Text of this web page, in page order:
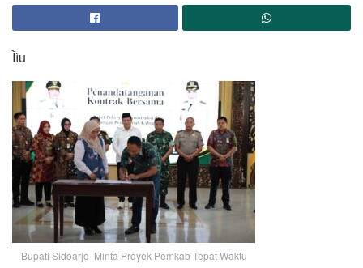
Ììu
Bupati Sidoarjo Minta Proyek Pemkab Tepat Waktu